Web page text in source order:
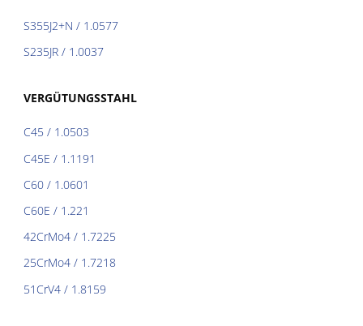
S355J2+N / 1.0577
S235JR / 1.0037
VERGÜTUNGSSTAHL
C45 / 1.0503
C45E / 1.1191
C60 / 1.0601
C60E / 1.221
42CrMo4 / 1.7225
25CrMo4 / 1.7218
51CrV4 / 1.8159